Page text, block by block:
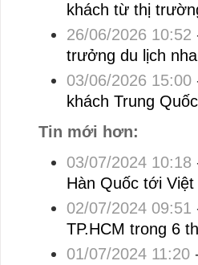
khách từ thị
26/06/2026 10:52
trưởng du lịch
03/06/2026 15:00
khách Trung
Tin mới hơn:
03/07/2024 10:18
Hàn Quốc tới Việt
02/07/2024 09:51
TP.HCM trong 6
01/07/2024 11:20